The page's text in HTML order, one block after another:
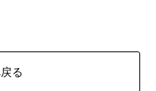
る